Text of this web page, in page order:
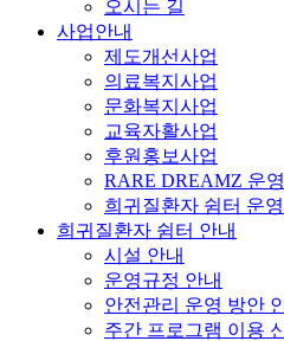
오시는 길
사업안내
제도개선사업
의료복지사업
문화복지사업
교육자활사업
후원홍보사업
RARE DREAMZ 운
희귀질환자 쉼터 운
희귀질환자 쉼터 안내
시설 안내
운영규정 안내
안전관리 운영 방안
주간 프로그램 이용